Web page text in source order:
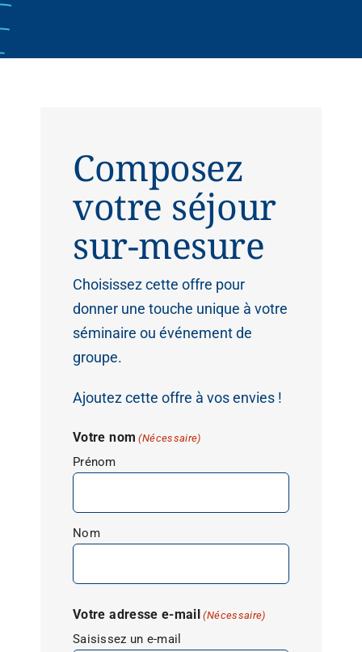
Composez
votre séjour
sur-mesure
Choisissez cette offre pour
donner une touche unique à votre
séminaire ou événement de
groupe.
Ajoutez cette offre à vos envies !
Votre nom (Nécessaire)
Prénom
Nom
Votre adresse e-mail (Nécessaire)
Saisissez un e-mail